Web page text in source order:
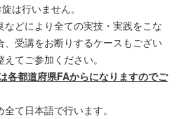
は行いません。
などにより全ての実技・実践をこな
、受講をお断りするケースもござい
てご参加ください。
各都道府県FAからになりますのでご
て日本語で行います。